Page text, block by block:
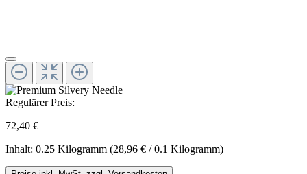
Regulärer Preis:
72,40 €
Inhalt: 0.25 Kilogramm (28,96 € / 0.1 Kilogramm)